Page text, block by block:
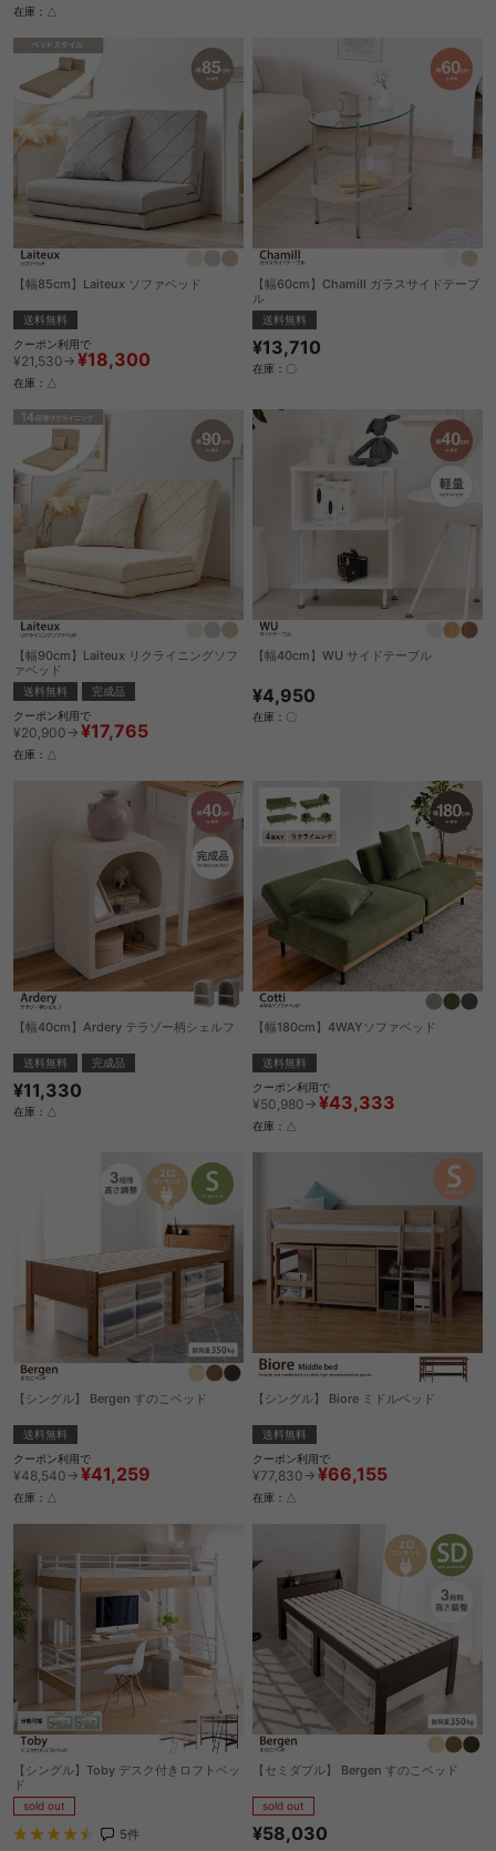
在庫：△
【幅85cm】Laiteux ソファベッド
送料無料
クーポン利用で
¥21,530→ ¥18,300
在庫：△
【幅60cm】Chamill ガラスサイドテーブ
ル
送料無料
¥13,710
在庫：〇
【幅90cm】Laiteux リクライニングソフ
ァベッド
送料無料
完成品
クーポン利用で
¥20,900→ ¥17,765
在庫：△
【幅40cm】WU サイドテーブル
¥4,950
在庫：〇
【幅40cm】Ardery テラゾー柄シェルフ
送料無料 完成品
¥11,330
在庫：△
【幅180cm】4WAYソファベッド
送料無料
クーポン利用で
¥50,980→ ¥43,333
在庫：△
【シングル】 Bergen すのこベッド
送料無料
クーポン利用で
¥48,540→ ¥41,259
在庫：△
【シングル】 Biore ミドルベッド
送料無料
クーポン利用で
¥77,830→ ¥66,155
在庫：△
【シングル】Toby デスク付きロフトベッ
ド
sold out
5件
【セミダブル】 Bergen すのこベッド
sold out
¥58,030